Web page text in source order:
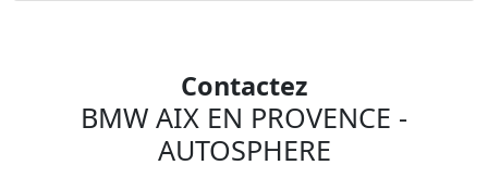
Contactez
BMW AIX EN PROVENCE -
AUTOSPHERE